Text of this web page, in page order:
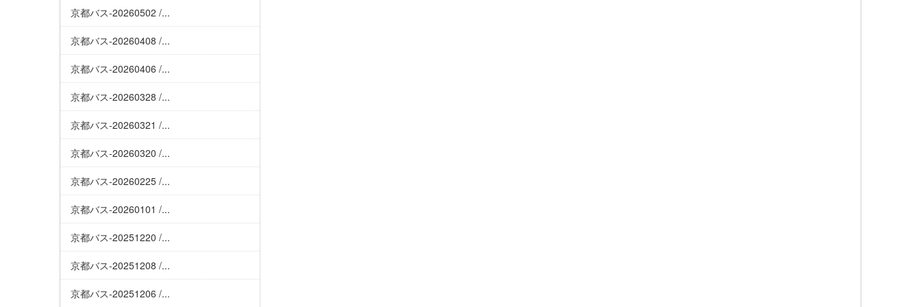
京都バス-20260502 /...
京都バス-20260408 /...
京都バス-20260406 /...
京都バス-20260328 /...
京都バス-20260321 /...
京都バス-20260320 /...
京都バス-20260225 /...
京都バス-20260101 /...
京都バス-20251220 /...
京都バス-20251208 /...
京都バス-20251206 /...